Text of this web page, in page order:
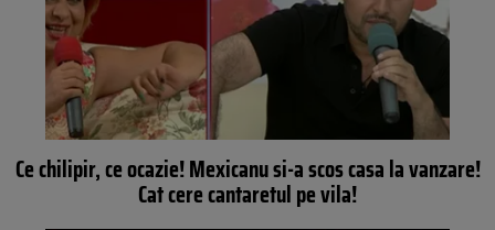
Ce chilipir, ce ocazie! Mexicanu si-a scos casa la vanzare!
Cat cere cantaretul pe vila!